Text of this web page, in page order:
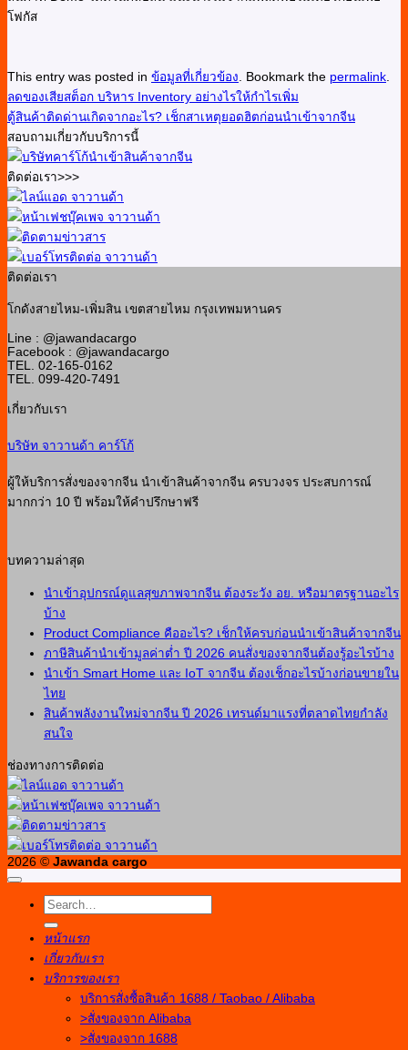
โฟกัส
This entry was posted in ข้อมูลที่เกี่ยวข้อง . Bookmark the permalink
ลดของเสียสต็อก บริหาร Inventory อย่างไรให้กำไรเพิ่ม
ตู้สินค้าติดด่านเกิดจากอะไร? เช็กสาเหตุยอดฮิตก่อนนำเข้าจากจีน
สอบถามเกี่ยวกับบริการนี้
ติดต่อเรา>>>
ติดต่อเรา
โกดังสายไหม-เพิ่มสิน เขตสายไหม กรุงเทพมหานคร
Line : @jawandacargo
Facebook : @jawandacargo
TEL. 02-165-0162
TEL. 099-420-7491
เกี่ยวกับเรา
บริษัท จาวานด้า คาร์โก้
ผู้ให้บริการสั่งของจากจีน นำเข้าสินค้าจากจีน ครบวงจร ประสบการณ์
มากกว่า 10 ปี พร้อมให้คำปรึกษาฟรี
บทความล่าสุด
นำเข้าอุปกรณ์ดูแลสุขภาพจากจีน ต้องระวัง อย. หรือมาตรฐานอะไร
บ้าง
Product Compliance คืออะไร? เช็กให้ครบก่อนนำเข้าสินค้าจากจีน
ภาษีสินค้านำเข้ามูลค่าต่ำ ปี 2026 คนสั่งของจากจีนต้องรู้อะไรบ้าง
นำเข้า Smart Home และ IoT จากจีน ต้องเช็กอะไรบ้างก่อนขายใน
ไทย
สินค้าพลังงานใหม่จากจีน ปี 2026 เทรนด์มาแรงที่ตลาดไทยกำลัง
สนใจ
ช่องทางการติดต่อ
2026 © Jawanda cargo
หน้าแรก
เกี่ยวกับเรา
บริการของเรา
บริการสั่งซื้อสินค้า 1688 / Taobao / Alibaba
>สั่งของจาก Alibaba
>สั่งของจาก 1688